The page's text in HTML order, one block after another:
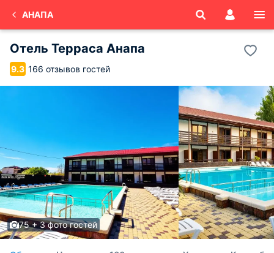
АНАПА
Отель Терраса Анапа
9.3 166 отзывов гостей
75 + 3 фото гостей